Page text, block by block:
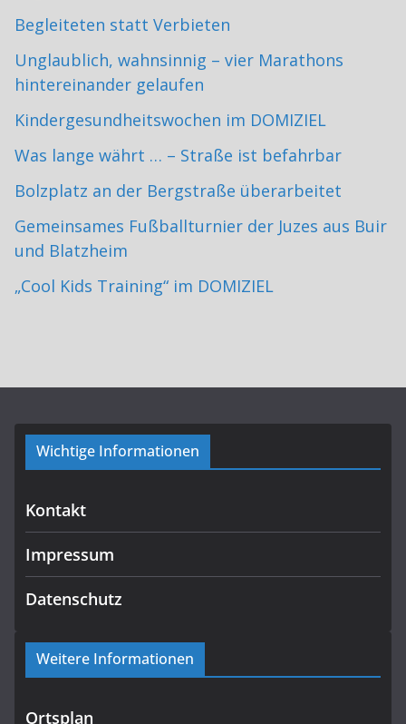
Begleiteten statt Verbieten
Unglaublich, wahnsinnig – vier Marathons
hintereinander gelaufen
Kindergesundheitswochen im DOMIZIEL
Was lange währt … – Straße ist befahrbar
Bolzplatz an der Bergstraße überarbeitet
Gemeinsames Fußballturnier der Juzes aus Buir
und Blatzheim
„Cool Kids Training“ im DOMIZIEL
Wichtige Informationen
Kontakt
Impressum
Datenschutz
Weitere Informationen
Ortsplan